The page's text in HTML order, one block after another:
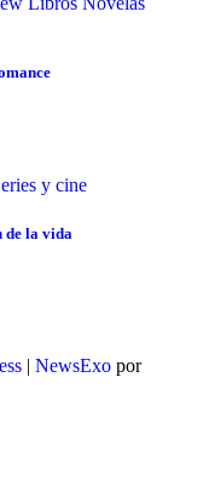
y cine
de la vida
| NewsExo por